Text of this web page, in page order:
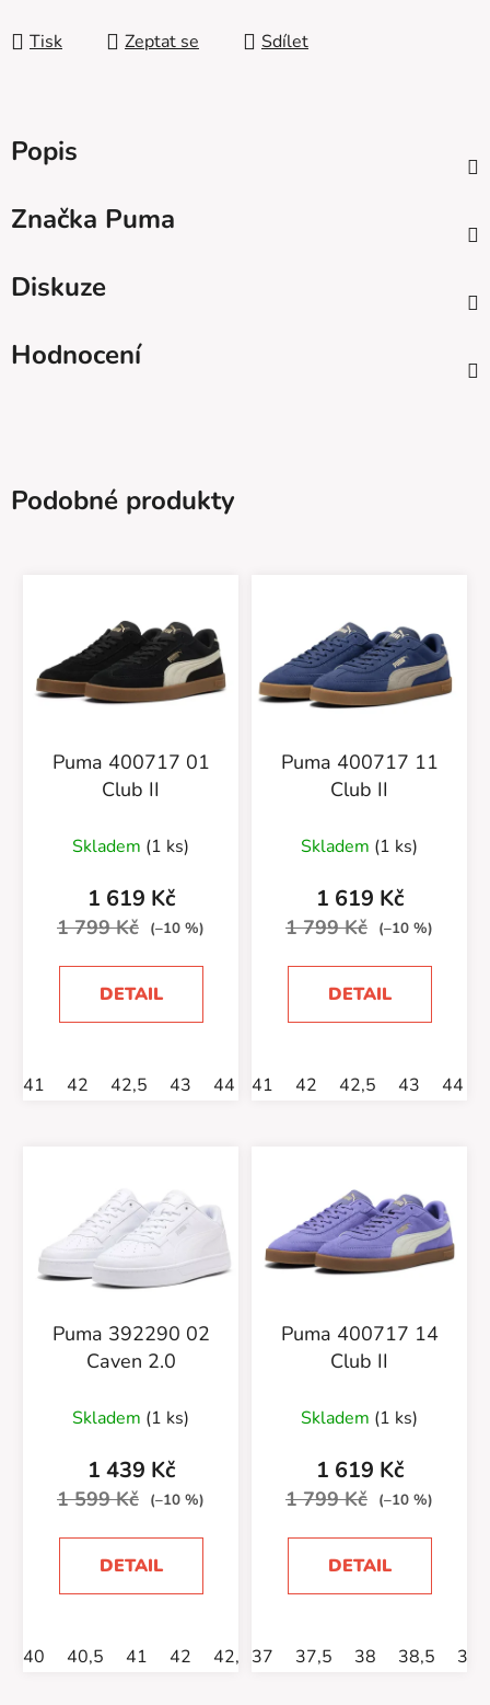
Tisk Zeptat se Sdílet
Popis
Značka Puma
Diskuze
Hodnocení
Podobné produkty
Puma 400717 01
Club II
Skladem (1 ks)
1 619 Kč
1 799 Kč (–10 %)
DETAIL
41 42 42,5 43 44 44,5 46 47
Puma 400717 11
Club II
Skladem (1 ks)
1 619 Kč
1 799 Kč (–10 %)
DETAIL
41 42 42,5 43 44
Puma 392290 02
Caven 2.0
Skladem (1 ks)
1 439 Kč
1 599 Kč (–10 %)
DETAIL
40 40,5 41 42 42,5 44,5 46
Puma 400717 14
Club II
Skladem (1 ks)
1 619 Kč
1 799 Kč (–10 %)
DETAIL
37 37,5 38 38,5 39